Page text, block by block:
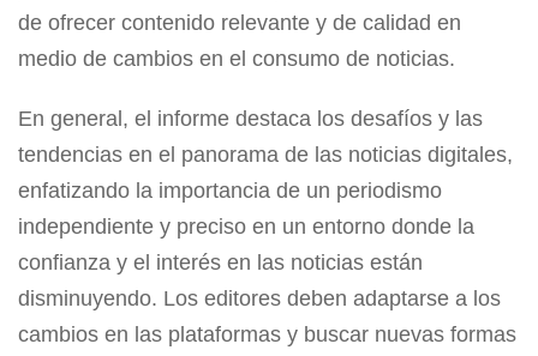
de ofrecer contenido relevante y de calidad en
medio de cambios en el consumo de noticias.
En general, el informe destaca los desafíos y las
tendencias en el panorama de las noticias digitales,
enfatizando la importancia de un periodismo
independiente y preciso en un entorno donde la
confianza y el interés en las noticias están
disminuyendo. Los editores deben adaptarse a los
cambios en las plataformas y buscar nuevas formas